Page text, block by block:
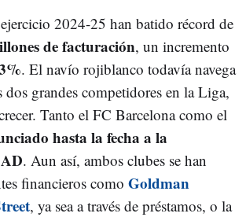
ejercicio 2024-25 han batido récord de
de facturación, un incremento
. El navío rojiblanco todavía navega
dos grandes competidores en la Liga,
Tanto el FC Barcelona como el
hasta la fecha a la
. Aun así, ambos clubes se han
financieros como Goldman
, ya sea a través de préstamos, o la